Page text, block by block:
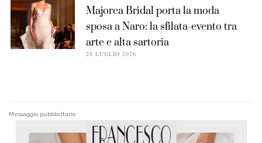
Majorca Bridal porta la moda
sposa a Naro: la sfilata-evento tra
arte e alta sartoria
28 LUGLIO 2026
Messaggio pubblicitario